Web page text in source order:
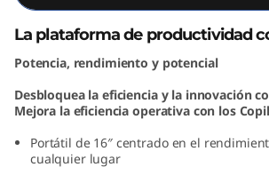
A
M
D
La plataforma de productividad
Potencia, rendimiento y potencial
Desbloquea la eficiencia y la innovación
Mejora la eficiencia operativa con los
Portátil de 16″ centrado en el
cualquier lugar